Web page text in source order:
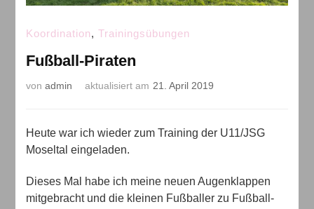
Koordination,Trainingsübungen
Fußball-Piraten
vonadmin aktualisiert am 21. April 2019
Heute war ich wieder zum Training der U11/JSG
Moseltal eingeladen.
Dieses Mal habe ich meine neuen Augenklappen
mitgebracht und die kleinen Fußballer zu Fußball-